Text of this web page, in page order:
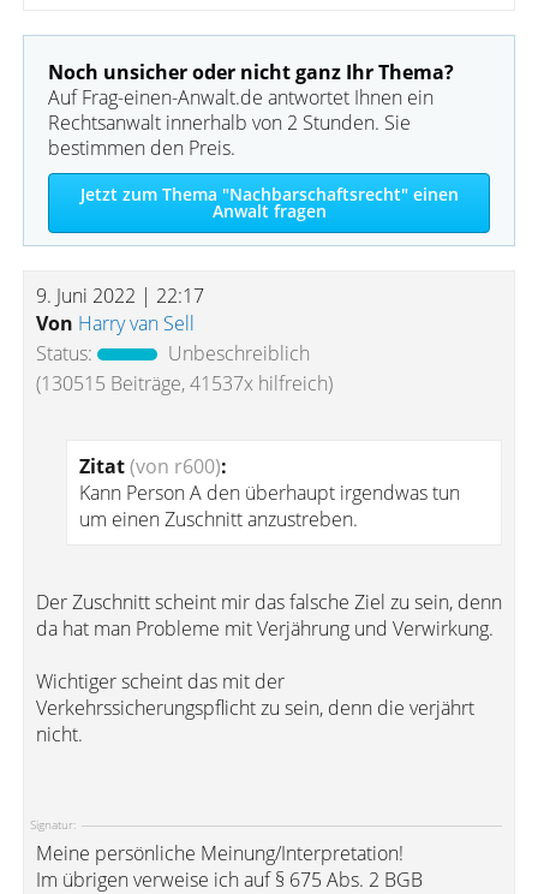
Noch unsicher oder nicht ganz Ihr Thema?
Auf Frag-einen-Anwalt.de antwortet Ihnen ein
Rechtsanwalt innerhalb von 2 Stunden. Sie
bestimmen den Preis.
Jetzt zum Thema "Nachbarschaftsrecht" einen
Anwalt fragen
9. Juni 2022 | 22:17
Von Harry van Sell
Status:
Unbeschreiblich
(130515 Beiträge, 41537x hilfreich)
Zitat(von r600):
Kann Person A den überhaupt irgendwas tun
um einen Zuschnitt anzustreben.
Der Zuschnitt scheint mir das falsche Ziel zu sein, denn
da hat man Probleme mit Verjährung und Verwirkung.
Wichtiger scheint das mit der
Verkehrssicherungspflicht zu sein, denn die verjährt
nicht.
Signatur:
Meine persönliche Meinung/Interpretation!
Im übrigen verweise ich auf § 675 Abs. 2 BGB